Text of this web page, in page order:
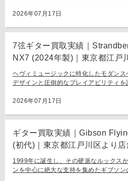
[…]
2026年07月17日
7弦ギター買取実績｜
NX7 (2024年製)｜東京都江戸
ヘヴィミュージックに特化したモダン
デザインと圧倒的なプレイアビリティ
タリスト […]
2026年07月17日
ギター買取実績｜Gibson
(初代)｜東京都江戸川区より
1999年に誕生し、その硬派なルックス
ンを中心に絶大な支持を集めたギブソン